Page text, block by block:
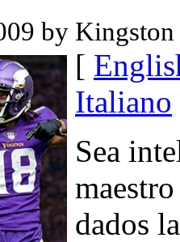
by Kingston
[
Italiano
Sea
dados